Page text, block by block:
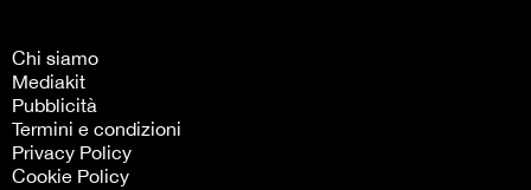
Chi siamo
Mediakit
Pubblicità
Termini e condizioni
Privacy Policy
Cookie Policy